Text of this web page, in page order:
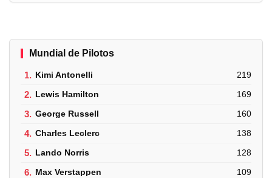
Mundial de Pilotos
1. Kimi Antonelli 219
2. Lewis Hamilton 169
3. George Russell 160
4. Charles Leclerc 138
5. Lando Norris 128
6. Max Verstappen 109